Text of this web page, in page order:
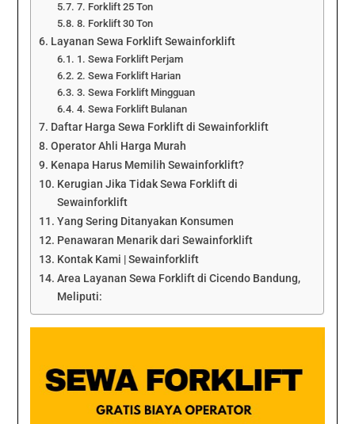
7. Forklift 25 Ton
8. Forklift 30 Ton
Layanan Sewa Forklift Sewainforklift
1. Sewa Forklift Perjam
2. Sewa Forklift Harian
3. Sewa Forklift Mingguan
4. Sewa Forklift Bulanan
Daftar Harga Sewa Forklift di Sewainforklift
Operator Ahli Harga Murah
Kenapa Harus Memilih Sewainforklift?
Kerugian Jika Tidak Sewa Forklift di
Sewainforklift
Yang Sering Ditanyakan Konsumen
Penawaran Menarik dari Sewainforklift
Kontak Kami | Sewainforklift
Area Layanan Sewa Forklift di Cicendo Bandung,
Meliputi: